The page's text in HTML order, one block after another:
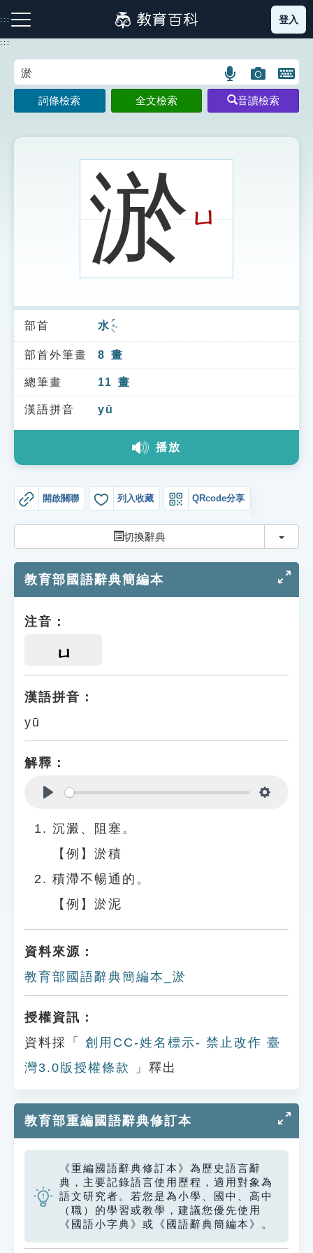
到
主
:::
注音索引圖示 筆畫索引圖示 部首索引表圖示
索引選單
知識索引
單字索引
生命大百科索引
登入
:::
語
言
搜
示
圖
片
搜
開
鍵
圖
詞條檢索 全文檢索 音讀檢索
淤ㄩ
部首 水 ㄕㄨㄟˇ
部首外筆畫 8 畫
總筆畫 11 畫
漢語拼音 yū
播放
開啟關聯 列入收藏 QRcode分享
切換辭典 切換
教育部國語辭典簡編本
注音：
ㄩ
漢語拼音：
yū
解釋：
沉澱、阻塞。
【例】淤積
積滯不暢通的。
【例】淤泥
資料來源：
教育部國語辭典簡編本_淤
授權資訊：
資料採「
創用CC-姓名標示- 禁止改作 臺
灣3.0版授權條款
」釋出
教育部重編國語辭典修訂本
《重編國語辭典修訂本》為歷史語言辭
典，主要記錄語言使用歷程，適用對象為
語文研究者。若您是為小學、國中、高中
（職）的學習或教學，建議您優先使用
《國語小字典》或《國語辭典簡編本》。